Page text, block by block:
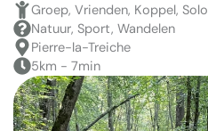
Groep, Vrienden, Koppel, Solo
Natuur, Sport, Wandelen
Pierre-la-Treiche
5km - 7min